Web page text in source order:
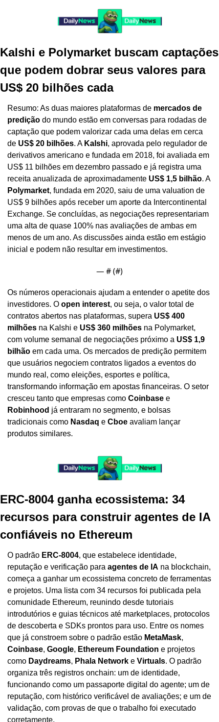
Kalshi e Polymarket buscam captações
que podem dobrar seus valores para
US$ 20 bilhões cada
Resumo: As duas maiores plataformas de mercados de
predição do mundo estão em conversas para rodadas de
captação que podem valorizar cada uma delas em cerca
de US$ 20 bilhões. A Kalshi, aprovada pelo regulador de
derivativos americano e fundada em 2018, foi avaliada em
US$ 11 bilhões em dezembro passado e já registra uma
receita anualizada de aproximadamente US$ 1,5 bilhão
. A
Polymarket, fundada em 2020, saiu de uma valuation de
US$ 9 bilhões após receber um aporte da Intercontinental
Exchange. Se concluídas, as negociações representariam
uma alta de quase 100% nas avaliações de ambas em
menos de um ano. As discussões ainda estão em estágio
inicial e podem não resultar em investimentos.
— # (#)
Os números operacionais ajudam a entender o apetite dos
investidores. O open interest, ou seja, o valor total de
contratos abertos nas plataformas, supera US$ 400
milhões na Kalshi e US$ 360 milhões na Polymarket,
com volume semanal de negociações próximo a US$ 1,9
bilhão em cada uma. Os mercados de predição permitem
que usuários negociem contratos ligados a eventos do
mundo real, como eleições, esportes e política,
transformando informação em apostas financeiras. O setor
cresceu tanto que empresas como Coinbase
Robinhood já entraram no segmento, e bolsas
tradicionais como Nasdaq e Cboe avaliam lançar
produtos similares.
ERC-8004 ganha ecossistema: 34
recursos para construir agentes de IA
confiáveis no Ethereum
O padrão ERC-8004, que estabelece identidade,
reputação e verificação para agentes de IA na blockchain,
começa a ganhar um ecossistema concreto de ferramentas
e projetos. Uma lista com 34 recursos foi publicada pela
comunidade Ethereum, reunindo desde tutoriais
introdutórios e guias técnicos até marketplaces, protocolos
de descoberta e SDKs prontos para uso. Entre os nomes
que já constroem sobre o padrão estão MetaMask
Coinbase, Google, Ethereum Foundation e projetos
como Daydreams, Phala Network e Virtuals. O padrão
organiza três registros onchain: um de identidade,
funcionando como um passaporte digital do agente; um de
reputação, com histórico verificável de avaliações; e um de
validação, com provas de que o trabalho foi executado
corretamente.